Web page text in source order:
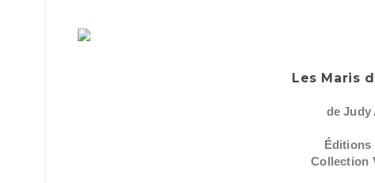
Les Maris
de Judy
Éditions
Collection